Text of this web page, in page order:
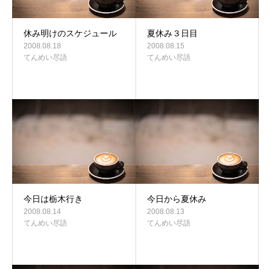
休み明けのスケジュール
2008.08.18
てんめい尽語
夏休み３日目
2008.08.15
てんめい尽語
今日は栃木行き
2008.08.14
てんめい尽語
今日から夏休み
2008.08.13
てんめい尽語